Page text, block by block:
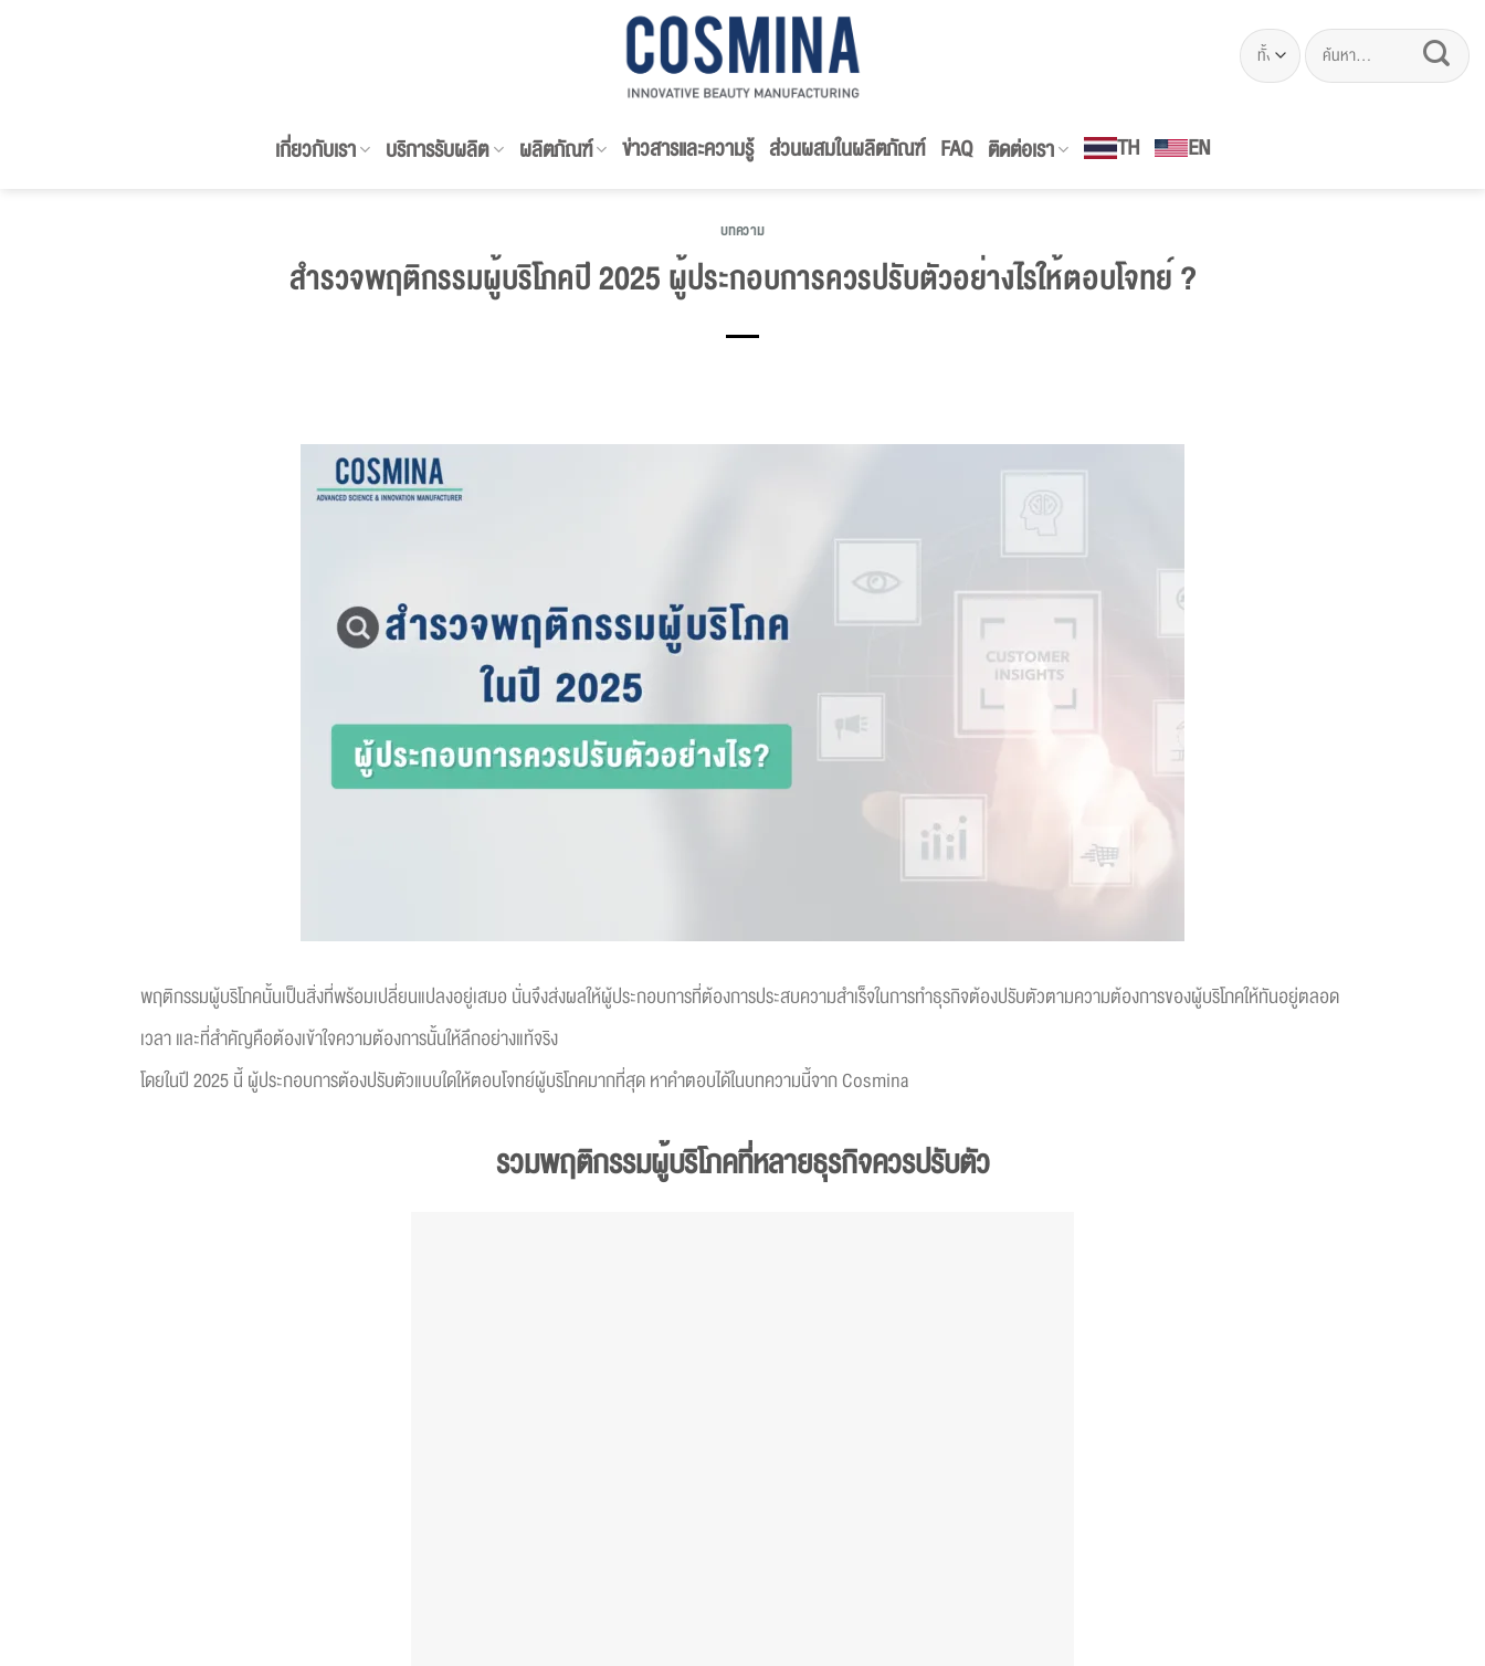
ค้นหา:
เกี่ยวกับเรา บริการรับผลิต ผลิตภัณฑ์ ข่าวสารและความรู้ ส่วนผสมในผลิตภัณฑ์ FAQ ติดต่อเรา TH EN
บทความ
สำรวจพฤติกรรมผู้บริโภคปี 2025 ผู้ประกอบการควรปรับตัวอย่างไรให้ตอบโจทย์ ?
พฤติกรรมผู้บริโภคนั้นเป็นสิ่งที่พร้อมเปลี่ยนแปลงอยู่เสมอ นั่นจึงส่งผลให้ผู้ประกอบการที่ต้องการประสบความสำเร็จในการทำธุรกิจต้องปรับตัวตามความต้องการของผู้บริโภคให้ทันอยู่ตลอด
เวลา และที่สำคัญคือต้องเข้าใจความต้องการนั้นให้ลึกอย่างแท้จริง
โดยในปี 2025 นี้ ผู้ประกอบการต้องปรับตัวแบบใดให้ตอบโจทย์ผู้บริโภคมากที่สุด หาคำตอบได้ในบทความนี้จาก Cosmina
รวมพฤติกรรมผู้บริโภคที่หลายธุรกิจควรปรับตัว